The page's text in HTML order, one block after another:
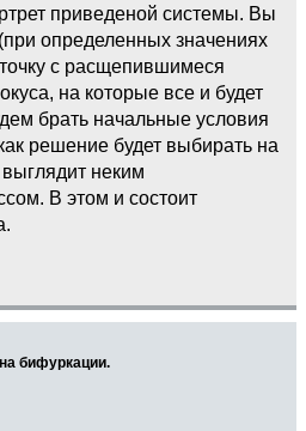
приведеной системы. Вы
определенных значениях
с расщепившимеся
на которые все и будет
брать начальные условия
решение будет выбирать на
неким
В этом и состоит
бифуркации.